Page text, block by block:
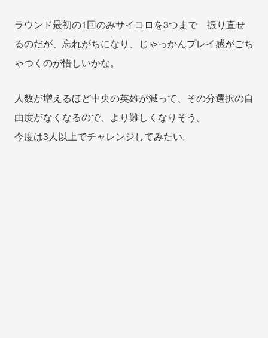
ラウンド最初の1回のみサイコロを3つまで 振り直せ
るのだが、忘れがちになり、じゃっかんプレイ感がごち
ゃつくのが惜しいかな。
人数が増えるほど中央の英雄が減って、その分選択の自
由度がなくなるので、より難しくなりそう。
今度は3人以上でチャレンジしてみたい。